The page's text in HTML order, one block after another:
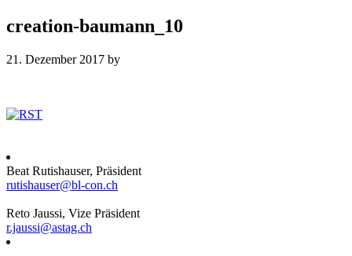
creation-baumann_10
21. Dezember 2017 by
Beat Rutishauser, Präsident
rutishauser@bl-con.ch
Reto Jaussi, Vize Präsident
r.jaussi@astag.ch